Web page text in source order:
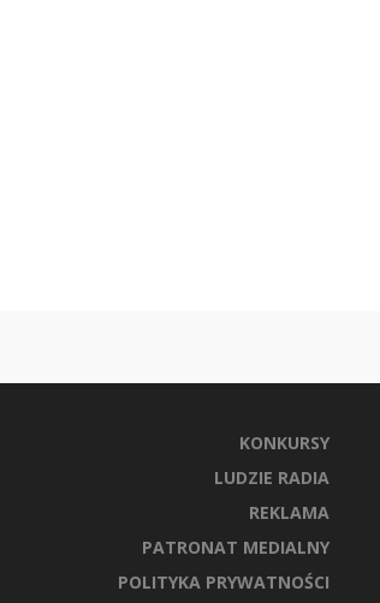
KONKURSY
LUDZIE RADIA
REKLAMA
PATRONAT MEDIALNY
POLITYKA PRYWATNOŚCI